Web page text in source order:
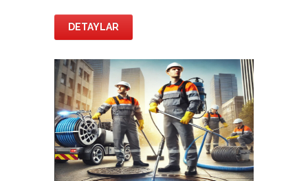
DETAYLAR